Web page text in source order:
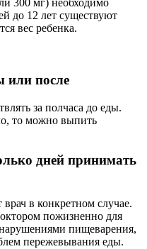
300 мг) необходимо
до 12 лет существуют
вес ребенка.
или после
за полчаса до еды.
то можно выпить
дней принимать
в конкретном случае.
пожизненно для
пищеварения,
пережевывания еды.